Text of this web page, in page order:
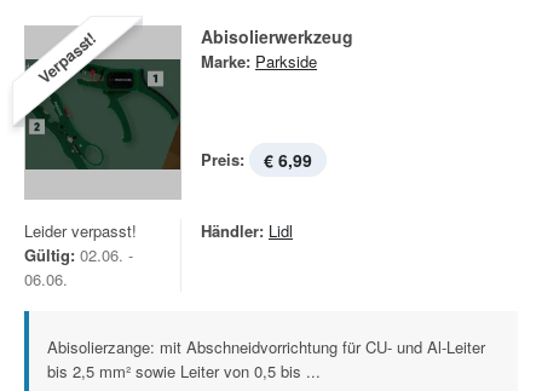
Verpasst! Abisolierwerkzeug
Marke: Parkside
Preis: € 6,99
Leider verpasst!
Gültig: 02.06. -
06.06.
Händler: Lidl
Abisolierzange: mit Abschneidvorrichtung für CU- und Al-Leiter
bis 2,5 mm² sowie Leiter von 0,5 bis ...